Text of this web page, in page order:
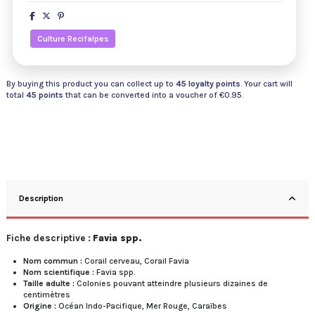
Culture Recifalpes
By buying this product you can collect up to 45 loyalty points. Your cart will
total 45 points that can be converted into a voucher of €0.95.
Description
Fiche descriptive : Favia spp.
Nom commun : Corail cerveau, Corail Favia
Nom scientifique : Favia spp.
Taille adulte : Colonies pouvant atteindre plusieurs dizaines de
centimètres
Origine : Océan Indo-Pacifique, Mer Rouge, Caraïbes